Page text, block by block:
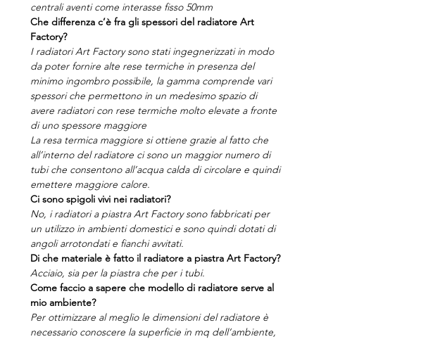
centrali aventi come interasse fisso 50mm
Che differenza c’è fra gli spessori del radiatore Art
Factory?
I radiatori Art Factory sono stati ingegnerizzati in modo
da poter fornire alte rese termiche in presenza del
minimo ingombro possibile, la gamma comprende vari
spessori che permettono in un medesimo spazio di
avere radiatori con rese termiche molto elevate a fronte
di uno spessore maggiore
La resa termica maggiore si ottiene grazie al fatto che
all’interno del radiatore ci sono un maggior numero di
tubi che consentono all’acqua calda di circolare e quindi
emettere maggiore calore.
Ci sono spigoli vivi nei radiatori?
No, i radiatori a piastra Art Factory sono fabbricati per
un utilizzo in ambienti domestici e sono quindi dotati di
angoli arrotondati e fianchi avvitati.
Di che materiale è fatto il radiatore a piastra Art Factory?
Acciaio, sia per la piastra che per i tubi.
Come faccio a sapere che modello di radiatore serve al
mio ambiente?
Per ottimizzare al meglio le dimensioni del radiatore è
necessario conoscere la superficie in mq dell’ambiente,